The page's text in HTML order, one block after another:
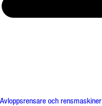
Avloppsrensare och rensmaskiner